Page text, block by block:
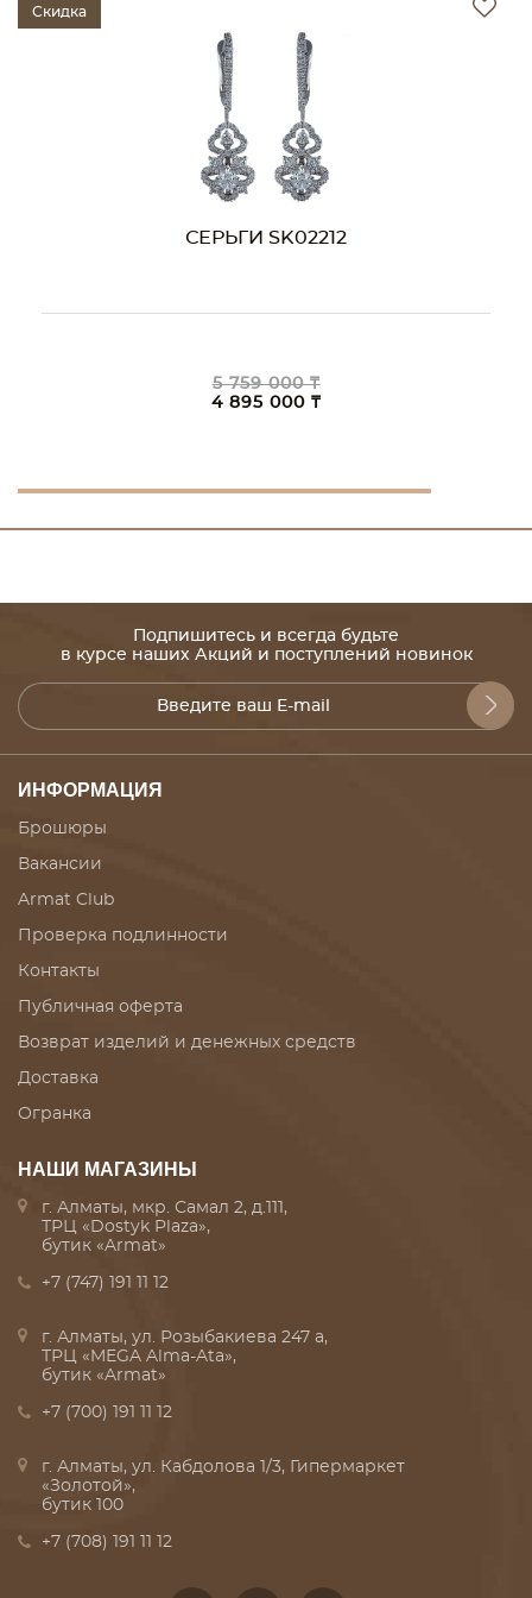
Скидка
СЕРЬГИ SK02212
5 759 000 ₸
4 895 000 ₸
Подпишитесь и всегда будьте
в курсе наших Акций и поступлений новинок
ИНФОРМАЦИЯ
Брошюры
Вакансии
Armat Club
Проверка подлинности
Контакты
Публичная оферта
Возврат изделий и денежных средств
Доставка
Огранка
НАШИ МАГАЗИНЫ
г. Алматы, мкр. Самал 2, д.111,
ТРЦ «Dostyk Plaza»,
бутик «Armat»
+7 (747) 191 11 12
г. Алматы, ул. Розыбакиева 247 а,
ТРЦ «MEGA Alma-Ata»,
бутик «Armat»
+7 (700) 191 11 12
г. Алматы, ул. Кабдолова 1/3, Гипермаркет
«Золотой»,
бутик 100
+7 (708) 191 11 12